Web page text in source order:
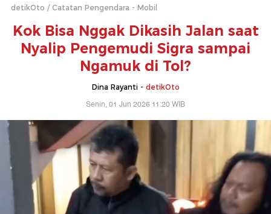
detikOto Catatan Pengendara - Mobil
Kok Bisa Nggak Dikasih Jalan saat
Nyalip Pengemudi Sigra sampai
Ngamuk di Tol?
Dina Rayanti - detikOto
Senin, 01 Jun 2026 11:20 WIB